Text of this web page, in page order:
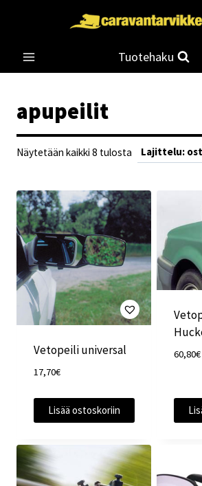
Tuotehaku
apupeilit
Näytetään kaikki 8 tulosta Suosituimmat
Vetopeili universal
17,70€
Lisää ostoskoriin
60,80€